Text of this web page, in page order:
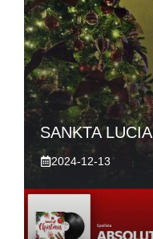
SANKTA LUCIA
2024-12-13